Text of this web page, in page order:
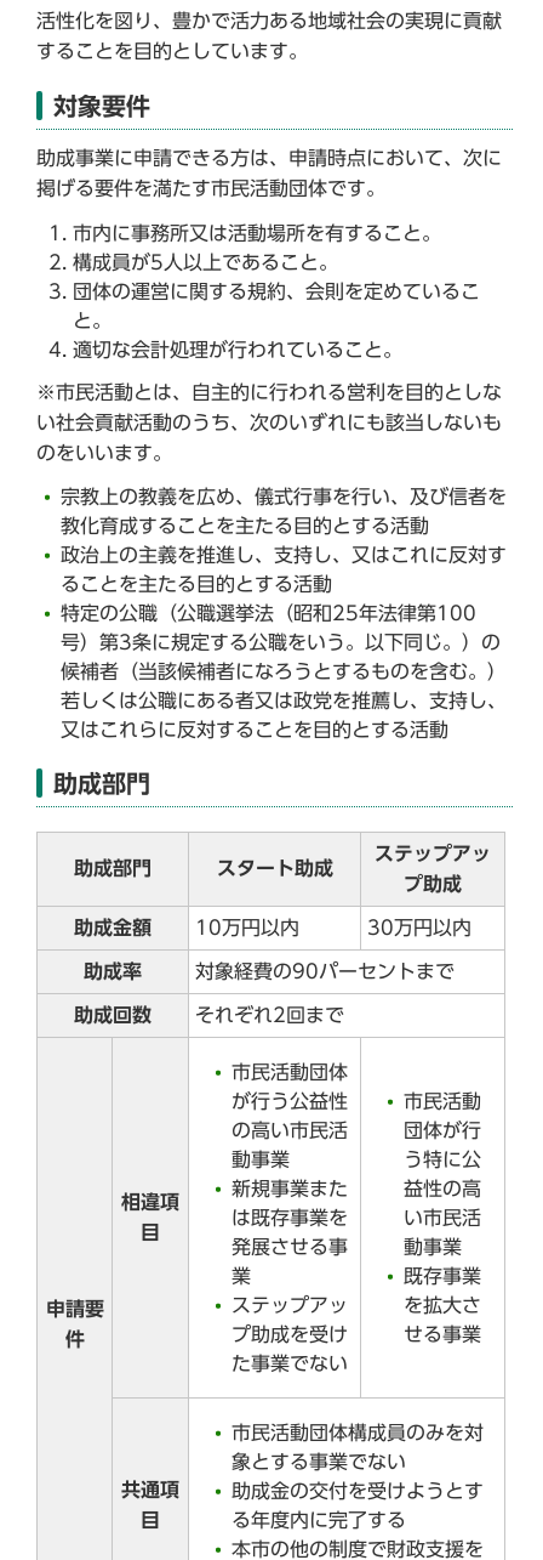
活性化を図り、豊かで活力ある地域社会の実現に貢献
することを目的としています。
対象要件
助成事業に申請できる方は、申請時点において、次に
掲げる要件を満たす市民活動団体です。
市内に事務所又は活動場所を有すること。
構成員が5人以上であること。
団体の運営に関する規約、会則を定めているこ
と。
適切な会計処理が行われていること。
※市民活動とは、自主的に行われる営利を目的としな
い社会貢献活動のうち、次のいずれにも該当しないも
のをいいます。
宗教上の教義を広め、儀式行事を行い、及び信者を
教化育成することを主たる目的とする活動
政治上の主義を推進し、支持し、又はこれに反対す
ることを主たる目的とする活動
特定の公職（公職選挙法（昭和25年法律第100
号）第3条に規定する公職をいう。以下同じ。）の
候補者（当該候補者になろうとするものを含む。）
若しくは公職にある者又は政党を推薦し、支持し、
又はこれらに反対することを目的とする活動
助成部門
助成部門 スタート助成
ステップアッ
プ助成
助成金額 10万円以内 30万円以内
助成率 対象経費の90パーセントまで
助成回数 それぞれ2回まで
申請要
件
相違項
目
市民活動団体
が行う公益性
の高い市民活
動事業
新規事業また
は既存事業を
発展させる事
業
ステップアッ
プ助成を受け
た事業でない
市民活動
団体が行
う特に公
益性の高
い市民活
動事業
既存事業
を拡大さ
せる事業
共通項
目
市民活動団体構成員のみを対
象とする事業でない
助成金の交付を受けようとす
る年度内に完了する
本市の他の制度で財政支援を